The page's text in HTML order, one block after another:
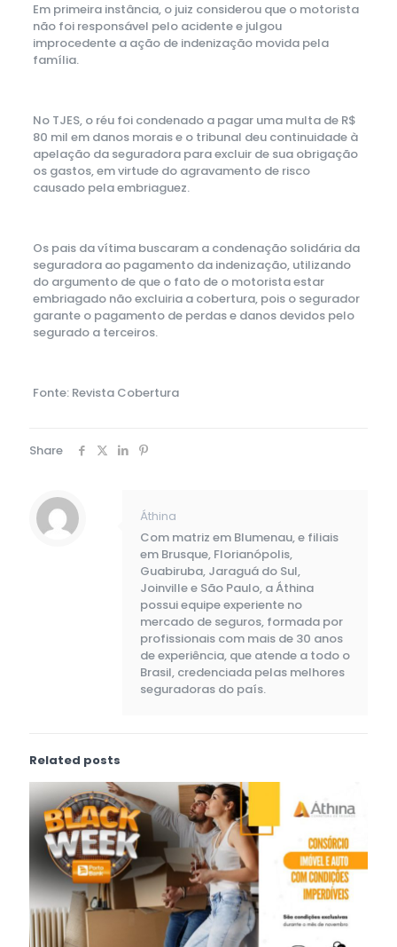
Em primeira instância, o juiz considerou que o motorista
não foi responsável pelo acidente e julgou
improcedente a ação de indenização movida pela
família.
No TJES, o réu foi condenado a pagar uma multa de R$
80 mil em danos morais e o tribunal deu continuidade à
apelação da seguradora para excluir de sua obrigação
os gastos, em virtude do agravamento de risco
causado pela embriaguez.
Os pais da vítima buscaram a condenação solidária da
seguradora ao pagamento da indenização, utilizando
do argumento de que o fato de o motorista estar
embriagado não excluiria a cobertura, pois o segurador
garante o pagamento de perdas e danos devidos pelo
segurado a terceiros.
Fonte: Revista Cobertura
Share
Áthina
Com matriz em Blumenau, e filiais
em Brusque, Florianópolis,
Guabiruba, Jaraguá do Sul,
Joinville e São Paulo, a Áthina
possui equipe experiente no
mercado de seguros, formada por
profissionais com mais de 30 anos
de experiência, que atende a todo o
Brasil, credenciada pelas melhores
seguradoras do país.
Related posts